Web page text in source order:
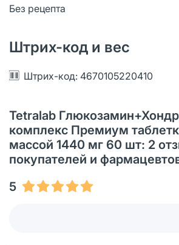
Без рецепта
Штрих-код и вес
Штрих-код: 4670105220410
Tetralab
комплекс Премиум
массой 1440 мг 60 шт: 2
покупателей и
5